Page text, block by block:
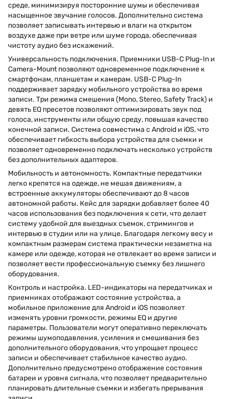
среде, минимизируя посторонние шумы и обеспечивая
насыщенное звучание голосов. Дополнительно система
позволяет записывать интервью и влаги на открытом
воздухе даже при ветре или шуме города, обеспечивая
чистоту аудио без искажений.
Универсальность подключения. Приемники USB-C Plug-In и
Camera-Mount позволяют одновременное подключение к
смартфонам, планшетам и камерам. USB-C Plug-In
поддерживает зарядку мобильного устройства во время
записи. Три режима смешения (Mono, Stereo, Safety Track) и
девять EQ пресетов позволяют оптимизировать звук под
голоса, инструменты или общую среду, повышая качество
конечной записи. Система совместима с Android и iOS, что
обеспечивает гибкость выбора устройства для съемки и
позволяет одновременно подключать несколько устройств
без дополнительных адаптеров.
Мобильность и автономность. Компактные передатчики
легко крепятся на одежде, не мешая движениям, а
встроенные аккумуляторы обеспечивают до 8 часов
автономной работы. Кейс для зарядки добавляет более 40
часов использования без подключения к сети, что делает
систему удобной для выездных съемок, стримингов и
интервью в студии или на улице. Благодаря легкому весу и
компактным размерам система практически незаметна на
камере или одежде, которая не отвлекает во время записи и
позволяет вести профессиональную съемку без лишнего
оборудования.
Контроль и настройка. LED-индикаторы на передатчиках и
приемниках отображают состояние устройства, а
мобильное приложение для Android и iOS позволяет
изменять уровни громкости, режимы EQ и другие
параметры. Пользователи могут оперативно переключать
режимы шумоподавления, усиления и смешивания без
дополнительного оборудования, что упрощает процесс
записи и обеспечивает стабильное качество аудио.
Дополнительно предусмотрено отображение состояния
батареи и уровня сигнала, что позволяет предварительно
планировать длительные съемки и избегать прерывания